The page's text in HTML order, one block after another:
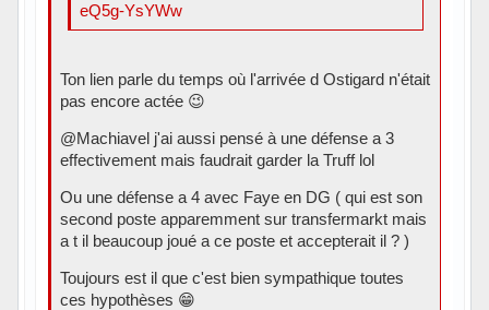
eQ5g-YsYWw
Ton lien parle du temps où l'arrivée d Ostigard n'était
pas encore actée 😉
@Machiavel j'ai aussi pensé à une défense a 3
effectivement mais faudrait garder la Truff lol
Ou une défense a 4 avec Faye en DG ( qui est son
second poste apparemment sur transfermarkt mais
a t il beaucoup joué a ce poste et accepterait il ? )
Toujours est il que c'est bien sympathique toutes
ces hypothèses 😁